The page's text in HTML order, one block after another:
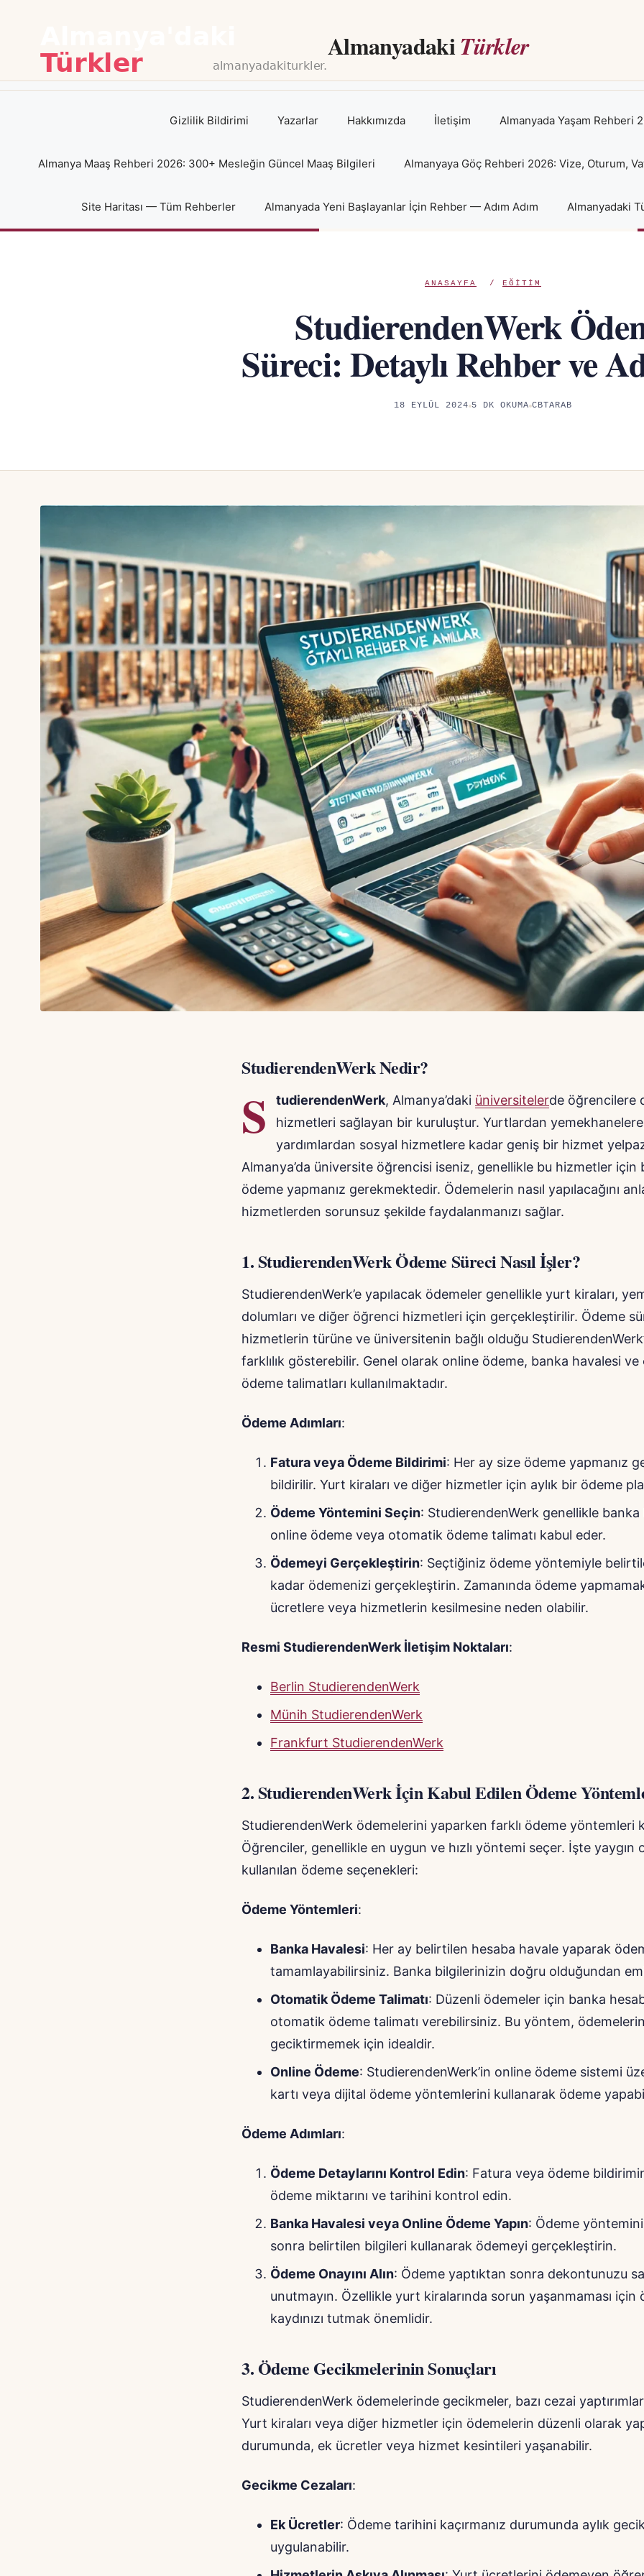
AlmanyadakiTürkler
Gizlilik Bildirimi Yazarlar Hakkımızda İletişim Almanyada Yaşam Rehberi
Almanya Maaş Rehberi 2026: 300+ Mesleğin Güncel Maaş Bilgileri Almanyaya Göç Rehberi 2026: Vize, Oturum,
Site Haritası — Tüm Rehberler Almanyada Yeni Başlayanlar İçin Rehber — Adım Adım Almanyadaki
ANASAYFA / EĞITIM
StudierendenWerk
Süreci: Detaylı Rehber ve
18 EYLÜL 2024 5 DK OKUMA CBTARAB
StudierendenWerk Nedir?
S tudierendenWerk, Almanya’daki üniversitelerde öğrencilere
hizmetleri sağlayan bir kuruluştur. Yurtlardan
yardımlardan sosyal hizmetlere kadar geniş bir hizmet
Almanya’da üniversite öğrencisi iseniz, genellikle bu hizmetler için
ödeme yapmanız gerekmektedir. Ödemelerin nasıl yapılacağını
hizmetlerden sorunsuz şekilde faydalanmanızı sağlar.
1.StudierendenWerk Ödeme Süreci Nasıl İşler?
StudierendenWerk’e yapılacak ödemeler genellikle yurt kiraları,
dolumları ve diğer öğrenci hizmetleri için gerçekleştirilir. Ödeme
hizmetlerin türüne ve üniversitenin bağlı olduğu
farklılık gösterebilir. Genel olarak online ödeme, banka havalesi
ödeme talimatları kullanılmaktadır.
Ödeme Adımları:
Fatura veya Ödeme Bildirimi: Her ay size ödeme yapmanız
bildirilir. Yurt kiraları ve diğer hizmetler için aylık bir ödeme
Ödeme Yöntemini Seçin: StudierendenWerk genellikle banka
online ödeme veya otomatik ödeme talimatı kabul eder.
Ödemeyi Gerçekleştirin: Seçtiğiniz ödeme yöntemiyle
kadar ödemenizi gerçekleştirin. Zamanında ödeme
ücretlere veya hizmetlerin kesilmesine neden olabilir.
Resmi StudierendenWerk İletişim Noktaları:
Berlin StudierendenWerk
Münih StudierendenWerk
Frankfurt StudierendenWerk
2.StudierendenWerk İçin Kabul Edilen Ödeme
StudierendenWerk ödemelerini yaparken farklı ödeme yöntemleri
Öğrenciler, genellikle en uygun ve hızlı yöntemi seçer. İşte yaygın
kullanılan ödeme seçenekleri:
Ödeme Yöntemleri:
Banka Havalesi: Her ay belirtilen hesaba havale yaparak
tamamlayabilirsiniz. Banka bilgilerinizin doğru olduğundan
Otomatik Ödeme Talimatı: Düzenli ödemeler için banka
otomatik ödeme talimatı verebilirsiniz. Bu yöntem,
geciktirmemek için idealdir.
Online Ödeme: StudierendenWerk’in online ödeme sistemi
kartı veya dijital ödeme yöntemlerini kullanarak ödeme
Ödeme Adımları:
Ödeme Detaylarını Kontrol Edin: Fatura veya ödeme
ödeme miktarını ve tarihini kontrol edin.
Banka Havalesi veya Online Ödeme Yapın: Ödeme
sonra belirtilen bilgileri kullanarak ödemeyi gerçekleştirin.
Ödeme Onayını Alın: Ödeme yaptıktan sonra dekontunuzu
unutmayın. Özellikle yurt kiralarında sorun yaşanmaması için
kaydınızı tutmak önemlidir.
3.Ödeme Gecikmelerinin Sonuçları
StudierendenWerk ödemelerinde gecikmeler, bazı cezai
Yurt kiraları veya diğer hizmetler için ödemelerin düzenli olarak
durumunda, ek ücretler veya hizmet kesintileri yaşanabilir.
Gecikme Cezaları:
Ek Ücretler: Ödeme tarihini kaçırmanız durumunda aylık
uygulanabilir.